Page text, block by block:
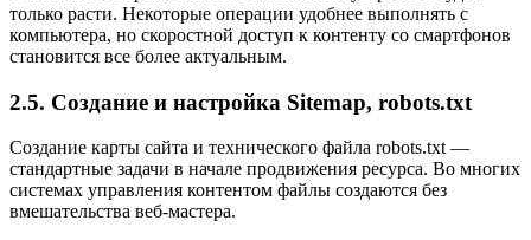
только расти. Некоторые операции удобнее выполнять с
компьютера, но скоростной доступ к контенту со смартфонов
становится все более актуальным.
2.5. Создание и настройка Sitemap, robots.txt
Создание карты сайта и технического файла robots.txt —
стандартные задачи в начале продвижения ресурса. Во многих
системах управления контентом файлы создаются без
вмешательства веб-мастера.